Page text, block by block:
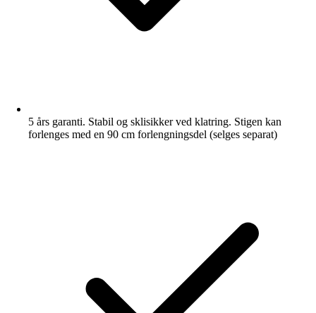
5 års garanti. Stabil og sklisikker ved klatring. Stigen kan
forlenges med en 90 cm forlengningsdel (selges separat)